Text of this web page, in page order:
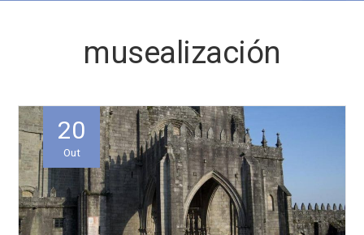
musealización
20
Out